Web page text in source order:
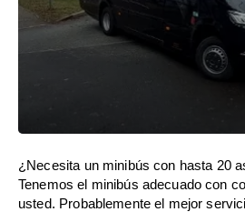
¿Necesita un minibús con hasta 20
Tenemos el minibús adecuado con
usted. Probablemente el mejor